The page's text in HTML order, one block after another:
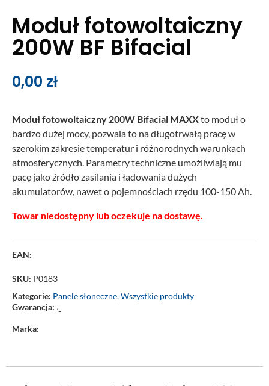
Moduł fotowoltaiczny
200W BF Bifacial
0,00 zł
Moduł fotowoltaiczny 200W Bifacial MAXXto moduł o
bardzo dużej mocy, pozwala to na długotrwałą pracę w
szerokim zakresie temperatur i różnorodnych warunkach
atmosferycznych. Parametry techniczne umożliwiają mu
pacę jako źródło zasilania i ładowania dużych
akumulatorów, nawet o pojemnościach rzędu 100-150 Ah.
Towar niedostępny lub oczekuje na dostawę.
EAN:
SKU: P0183
Kategorie: Panele słoneczne,Wszystkie produkty
Gwarancja: ‘-
Marka: